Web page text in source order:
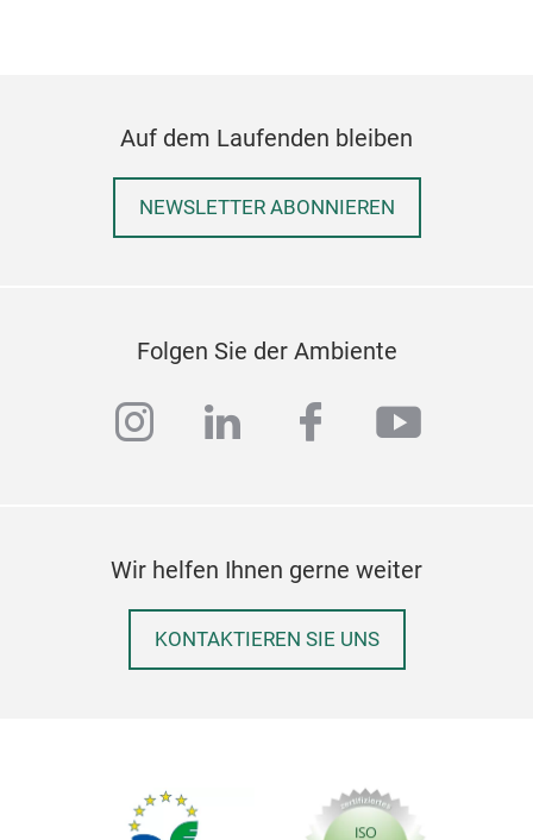
Auf dem Laufenden bleiben
NEWSLETTER ABONNIEREN
Folgen Sie der Ambiente
instagram
linkedinfacebook
Wir helfen Ihnen gerne weiter
KONTAKTIEREN SIE UNS